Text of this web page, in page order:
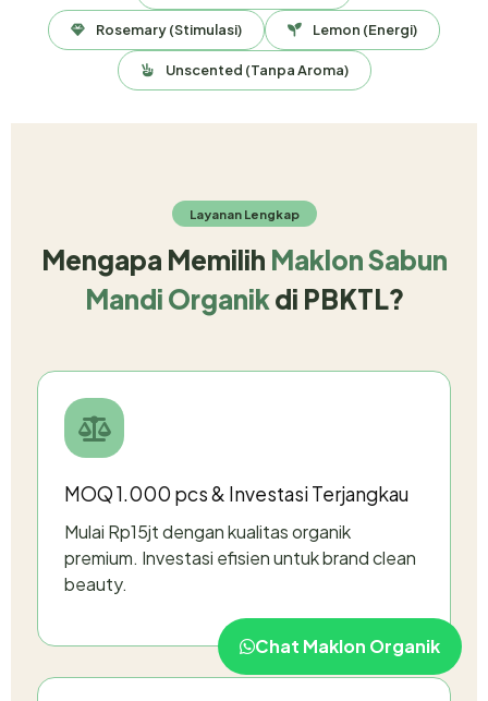
Rosemary (Stimulasi) Lemon (Energi)
Unscented (Tanpa Aroma)
Layanan Lengkap
Mengapa Memilih Maklon Sabun
Mandi Organikdi PBKTL?
MOQ 1.000 pcs & Investasi Terjangkau
Mulai Rp15jt dengan kualitas organik
premium. Investasi efisien untuk brand clean
beauty.
Chat Maklon Organik